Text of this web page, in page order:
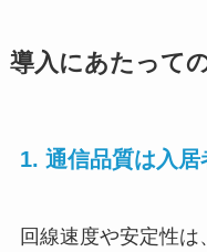
導入にあたって
1. 通信品質は入
回線速度や安定性